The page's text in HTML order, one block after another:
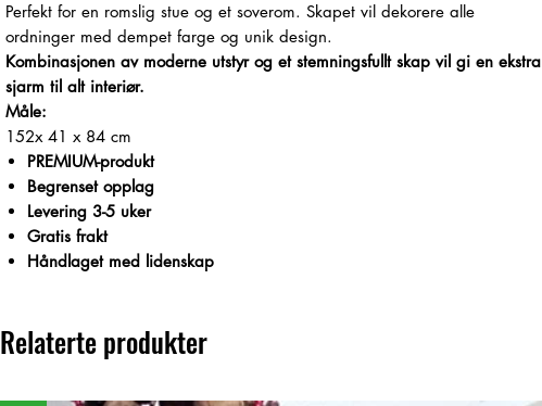
Perfekt for en romslig stue og et soverom. Skapet vil dekorere alle
ordninger med dempet farge og unik design.
Kombinasjonen av moderne utstyr og et stemningsfullt skap vil gi en ekstra
sjarm til alt interiør.
Måle:
152x 41 x 84 cm
PREMIUM-produkt
Begrenset opplag
Levering 3-5 uker
Gratis frakt
Håndlaget med lidenskap
Relaterte produkter